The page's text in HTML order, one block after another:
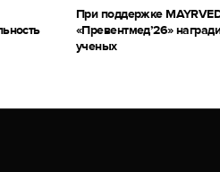
При поддержке
«Превентмед’26»
ученых